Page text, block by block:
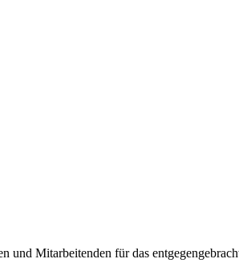
Mitarbeitenden für das